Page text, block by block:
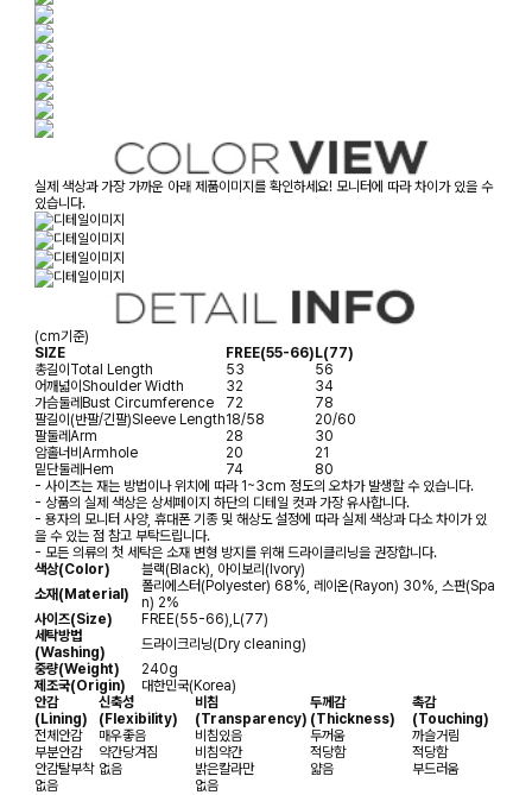
실제 색상과 가장 가까운 아래 제품이미지를 확인하세요! 모니터에 따라 차이가 있을 수
있습니다.
(cm기준)
SIZE
FREE(55-66)L(77)
총길이Total Length 53
56
어깨넓이Shoulder Width 32
34
가슴둘레Bust Circumference 72
78
팔길이(반팔/긴팔)Sleeve Length18/58
20/60
팔둘레Arm 28
30
암홀너비Armhole 20
21
밑단둘레Hem 74
80
- 사이즈는 재는 방법이나 위치에 따라 1~3cm 정도의 오차가 발생할 수 있습니다.
- 상품의 실제 색상은 상세페이지 하단의 디테일 컷과 가장 유사합니다.
- 용자의 모니터 사양, 휴대폰 기종 및 해상도 설정에 따라 실제 색상과 다소 차이가 있
을 수 있는 점 참고 부탁드립니다.
- 모든 의류의 첫 세탁은 소재 변형 방지를 위해 드라이클리닝을 권장합니다.
색상(Color)
블랙(Black), 아이보리(Ivory)
소재(Material)
폴리에스터(Polyester) 68%, 레이온(Rayon) 30%, 스판(Spa
n) 2%
사이즈(Size)
FREE(55-66),L(77)
세탁방법
(Washing)
드라이크리닝(Dry cleaning)
중량(Weight)
240g
제조국(Origin)
대한민국(Korea)
안감
(Lining)
신축성
(Flexibility)
비침
(Transparency)
두께감
(Thickness)
촉감
(Touching)
전체안감
매우좋음 비침있음 두꺼움
까슬거림
부분안감
약간당겨짐 비침약간 적당함
적당함
안감탈부착 없음 밝은칼라만 얇음
부드러움
없음
없음